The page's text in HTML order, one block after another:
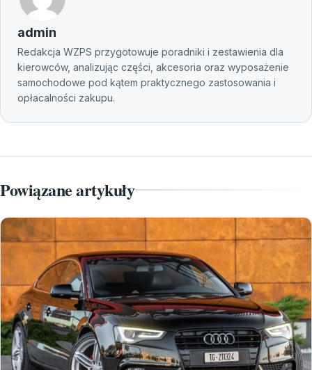
admin
Redakcja WZPS przygotowuje poradniki i zestawienia dla
kierowców, analizując części, akcesoria oraz wyposażenie
samochodowe pod kątem praktycznego zastosowania i
opłacalności zakupu.
Powiązane artykuły